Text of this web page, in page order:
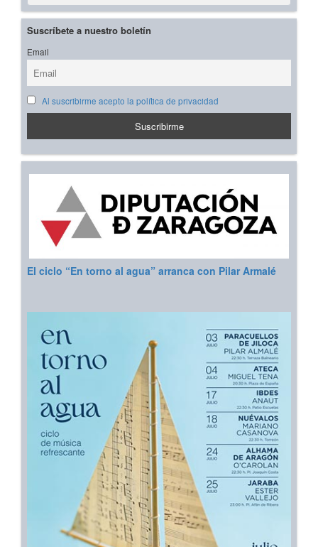
Suscríbete a nuestro boletín
Email
Al suscribirme acepto la política de privacidad
El ciclo “En torno al agua” arranca con Pilar Armalé